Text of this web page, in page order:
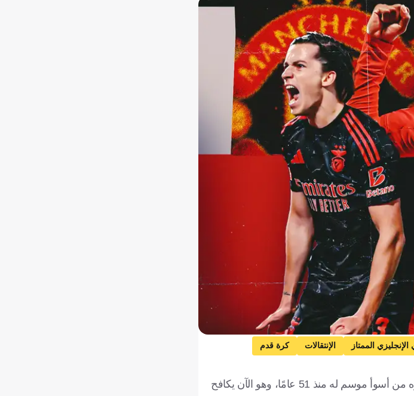
الإنجليزي الممتاز الإنتقالات كرة قدم
لا يوجد الكثير مما يدعو مشجعي مانشستر يونايتد للفرح في الوقت الحالي. فقد خرج الفريق لتوه من أسوأ موسم له منذ 51 عامًا، وهو الآن يكافح